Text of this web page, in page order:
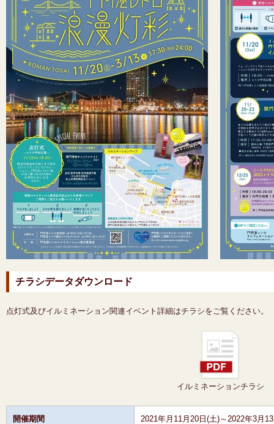
チラシデータダウンロード
点灯式及びイルミネーション関連イベント詳細はチラシをご覧ください。
イルミネーションチラシ
開催期間 2021年月11月20日(土)～2022年3月